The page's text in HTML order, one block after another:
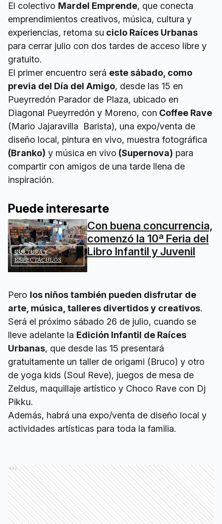
El colectivo Mardel Emprende, que conecta
emprendimientos creativos, música, cultura y
experiencias, retoma su ciclo Raíces Urbanas
para cerrar julio con dos tardes de acceso libre y
gratuito.
El primer encuentro será este sábado, como
previa del Día del Amigo, desde las 15 en
Pueyrredón Parador de Plaza, ubicado en
Diagonal Pueyrredón y Moreno, con Coffee Rave
(Mario Jajaravilla Barista), una expo/venta de
diseño local, pintura en vivo, muestra fotográfica
(Branko) y música en vivo (Supernova) para
compartir con amigos de una tarde llena de
inspiración.
Puede interesarte
CULTURA Y
ESPECTÁCULOS
Con buena concurrencia,
comenzó la 10ª Feria del
Libro Infantil y Juvenil
Pero los niños también pueden disfrutar de
arte, música, talleres divertidos y creativos.
Será el próximo sábado 26 de julio, cuando se
lleve adelante la Edición Infantil de Raíces
Urbanas, que desde las 15 presentará
gratuitamente un taller de origami (Bruco) y otro
de yoga kids (Soul Reve), juegos de mesa de
Zeldus, maquillaje artístico y Choco Rave con Dj
Pikku.
Además, habrá una expo/venta de diseño local y
actividades artísticas para toda la familia.
Ads